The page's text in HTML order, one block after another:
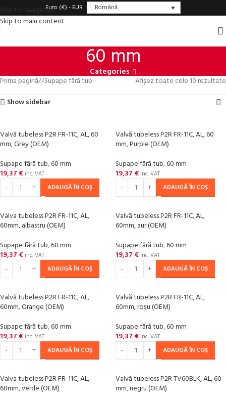
Skip to navigation
Skip to main content
Euro (€) - EUR Română
60 mm
Categories
Prima pagină/ Supape fără tub
Afișez toate cele 10 rezultate
Show sidebar
Valvă tubeless P2R FR-11C, AL, 60
mm, Grey (OEM)
Supape fără tub,60 mm
19,37 € inc. VAT
ADAUGĂ ÎN COȘ
Valvă tubeless P2R FR-11C, AL, 60
mm, Purple (OEM)
Supape fără tub,60 mm
19,37 € inc. VAT
ADAUGĂ ÎN COȘ
Valva tubeless P2R FR-11C, AL,
60mm, albastru (OEM)
Supape fără tub,60 mm
19,37 € inc. VAT
ADAUGĂ ÎN COȘ
Valvă tubeless P2R FR-11C, AL,
60mm, aur (OEM)
Supape fără tub,60 mm
19,37 € inc. VAT
ADAUGĂ ÎN COȘ
Valvă tubeless P2R FR-11C, AL,
60mm, Orange (OEM)
Supape fără tub,60 mm
19,37 € inc. VAT
ADAUGĂ ÎN COȘ
Valvă tubeless P2R FR-11C, AL,
60mm, roșu (OEM)
Supape fără tub,60 mm
19,37 € inc. VAT
ADAUGĂ ÎN COȘ
Valva tubeless P2R FR-11C, AL,
60mm, verde (OEM)
Valvă tubeless P2R TV60BLK, AL, 60
mm, negru (OEM)